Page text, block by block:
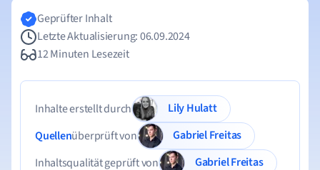
Geprüfter Inhalt
Letzte Aktualisierung: 06.09.2024
12 Minuten Lesezeit
Inhalte erstellt durch
Lily Hulatt
Quellenüberprüft von
Gabriel Freitas
Inhaltsqualität geprüft von
Gabriel Freitas